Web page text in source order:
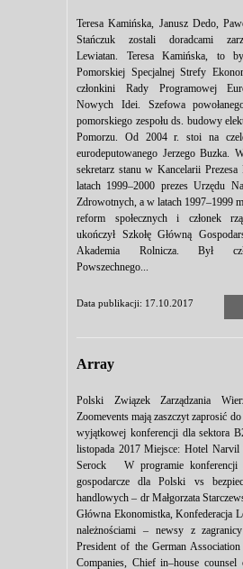
Teresa Kamińska, Janusz Dedo,
Stańczuk zostali doradcami
Lewiatan. Teresa Kamińska, to
Pomorskiej Specjalnej Strefy
członkini Rady Programowej
Nowych Idei. Szefowa
pomorskiego zespołu ds. budowy
Pomorzu. Od 2004 r. stoi na
eurodeputowanego Jerzego Buzka.
sekretarz stanu w Kancelarii
latach 1999–2000 prezes Urzędu
Zdrowotnych, a w latach 1997–1999
reform społecznych i członek
ukończył Szkołę Główną
Akademia Rolnicza. Był
Powszechnego...
Data publikacji: 17.10.2017
Array
Polski Związek Zarządzania
Zoomevents mają zaszczyt zaprosić
wyjątkowej konferencji dla sektora
listopada 2017 Miejsce: Hotel Narvil
Serock W programie
gospodarcze dla Polski vs
handlowych – dr Małgorzata
Główna Ekonomistka, Konfederacja
należnościami – newsy z
President of the German
Companies, Chief in–house